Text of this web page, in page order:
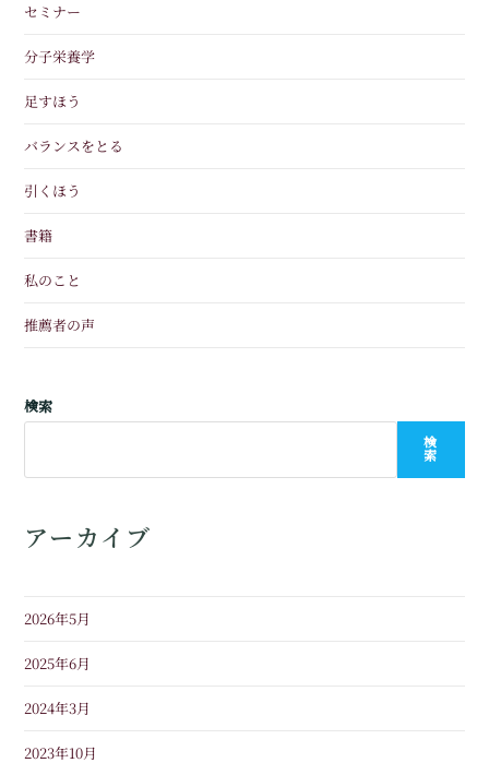
セミナー
分子栄養学
足すほう
バランスをとる
引くほう
書籍
私のこと
推薦者の声
検索
検
索
アーカイブ
2026年5月
2025年6月
2024年3月
2023年10月